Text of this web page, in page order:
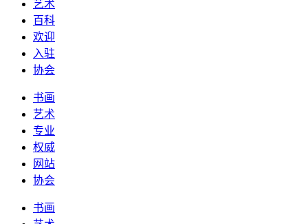
艺术
百科
欢迎
入驻
协会
书画
艺术
专业
权威
网站
协会
书画